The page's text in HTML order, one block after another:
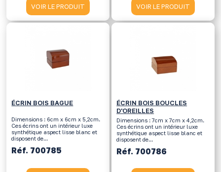
VOIR LE PRODUIT VOIR LE PRODUIT
ÉCRIN BOIS BAGUE
Dimensions : 6cm x 6cm x 5,2cm.
Ces écrins ont un intérieur luxe
synthétique aspect lisse blanc et
disposent de...
Réf. 700785
ÉCRIN BOIS BOUCLES
D'OREILLES
Dimensions : 7cm x 7cm x 4,2cm.
Ces écrins ont un intérieur luxe
synthétique aspect lisse blanc et
disposent de...
Réf. 700786